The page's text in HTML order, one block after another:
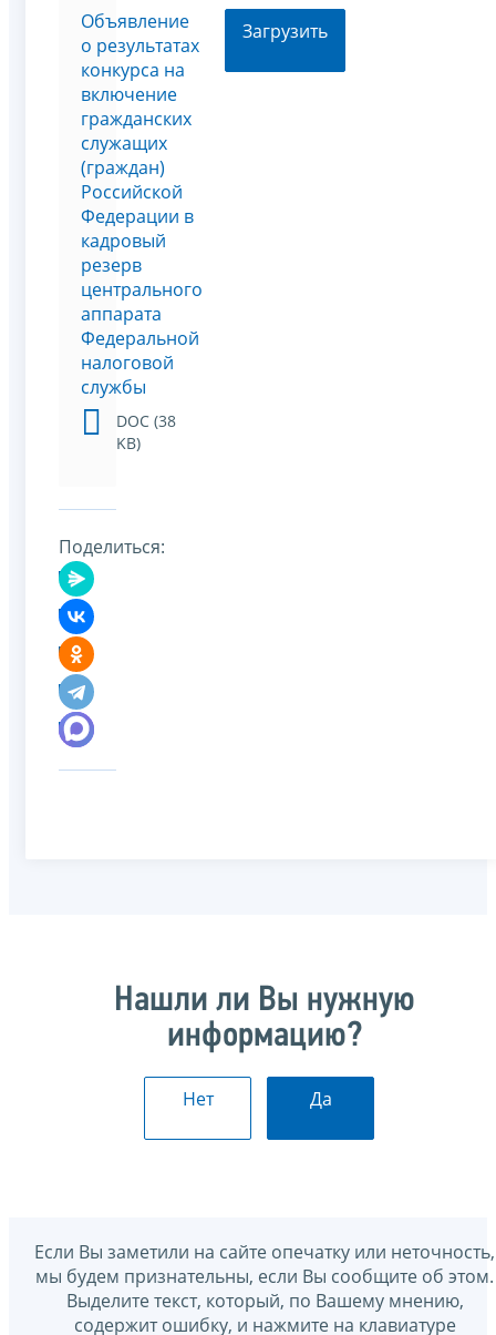
Объявление
о результатах
конкурса на
включение
гражданских
служащих
(граждан)
Российской
Федерации в
кадровый
резерв
центрального
аппарата
Федеральной
налоговой
службы
DOC (38
KB)
Загрузить
Поделиться:
Нашли ли Вы нужную
информацию?
Нет Да
Если Вы заметили на сайте опечатку или неточность,
мы будем признательны, если Вы сообщите об этом.
Выделите текст, который, по Вашему мнению,
содержит ошибку, и нажмите на клавиатуре